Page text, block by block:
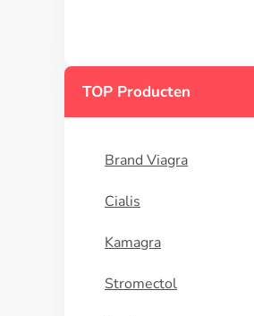
TOP Producten
Brand Viagra
Cialis
Kamagra
Stromectol